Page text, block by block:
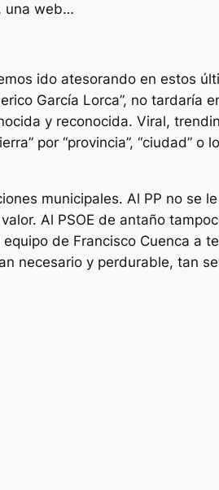
una web…
ido atesorando en estos
García Lorca”, no tardaría
y reconocida. Viral,
por “provincia”, “ciudad” o
municipales. Al PP no se
Al PSOE de antaño
de Francisco Cuenca a
necesario y perdurable, tan